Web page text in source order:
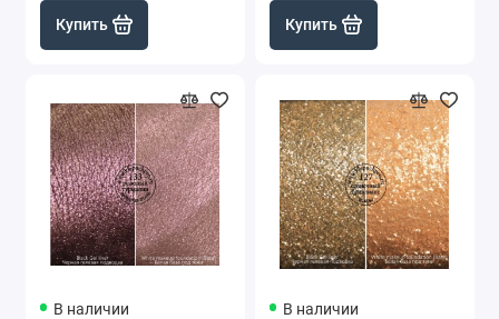
Купить Купить
В наличии В наличии